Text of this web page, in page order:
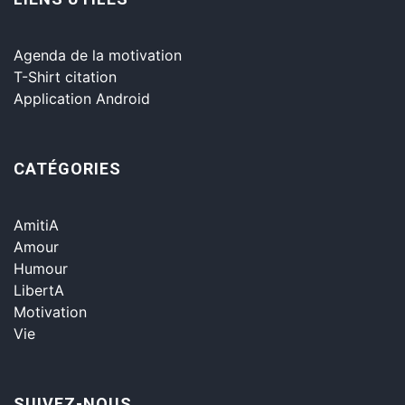
Agenda de la motivation
T-Shirt citation
Application Android
CATÉGORIES
AmitiA
Amour
Humour
LibertA
Motivation
Vie